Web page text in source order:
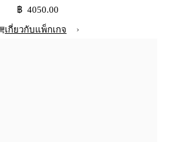
฿ 4050.00
เกี่ยวกับแพ็กเกจ ›